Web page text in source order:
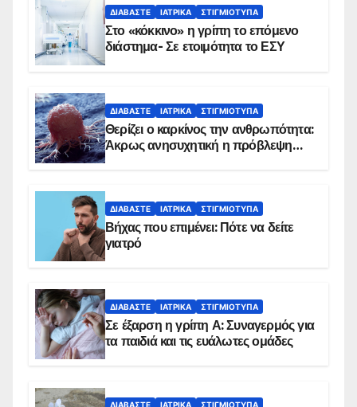
ΔΙΑΒΆΣΤΕ ΙΑΤΡΙΚΆ ΣΤΙΓΜΙΌΤΥΠΑ
Στο «κόκκινο» η γρίπη το επόμενο
διάστημα- Σε ετοιμότητα το ΕΣΥ
ΔΙΑΒΆΣΤΕ ΙΑΤΡΙΚΆ ΣΤΙΓΜΙΌΤΥΠΑ
Θερίζει ο καρκίνος την ανθρωπότητα:
Άκρως ανησυχητική η πρόβλεψη…
ΔΙΑΒΆΣΤΕ ΙΑΤΡΙΚΆ ΣΤΙΓΜΙΌΤΥΠΑ
Βήχας που επιμένει: Πότε να δείτε
γιατρό
ΔΙΑΒΆΣΤΕ ΙΑΤΡΙΚΆ ΣΤΙΓΜΙΌΤΥΠΑ
Σε έξαρση η γρίπη Α: Συναγερμός για
τα παιδιά και τις ευάλωτες ομάδες
ΔΙΑΒΆΣΤΕ ΙΑΤΡΙΚΆ ΣΤΙΓΜΙΌΤΥΠΑ